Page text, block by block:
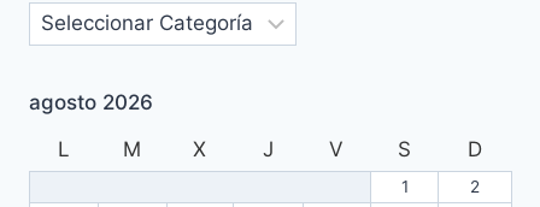
agosto 2026
L
M X J V S D
1
2